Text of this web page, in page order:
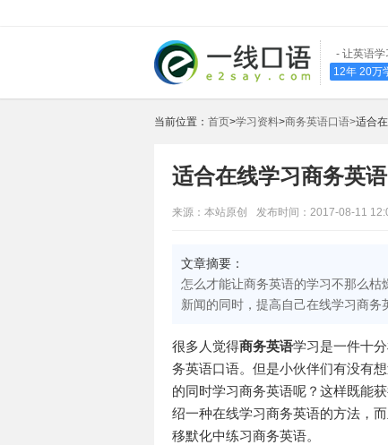
- 让英语学
12年 20万
当前位置： 首页>学习资料>商务英语口语>适合
适合在线学习商务英
来源：本站原创 发布时间：2017-08-11
文章摘要：
怎么才能让商务英语的学习不那么
新闻的同时，提高自己在线学习商务
很多人觉得商务英语学习是一件十
务英语口语。但是小伙伴们有没有
的同时学习商务英语呢？这样既能
绍一种在线学习商务英语的方法，
移默化中练习商务英语。